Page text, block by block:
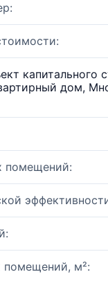
капитального
дом,
помещений:
м²: